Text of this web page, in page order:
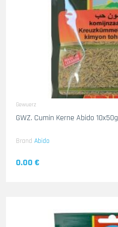
Gewuerz
GWZ. Cumin Kerne Abido 10x50g
Brand Abido
0.00 €